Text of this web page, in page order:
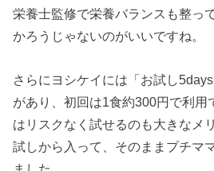
栄養士監修で栄養バランスも整っ
かろうじゃないのがいいですね。
さらにヨシケイには「お試し
があり、初回は1食約300円で利用
はリスクなく試せるのも大きなメ
試しから入って、そのままプチマ